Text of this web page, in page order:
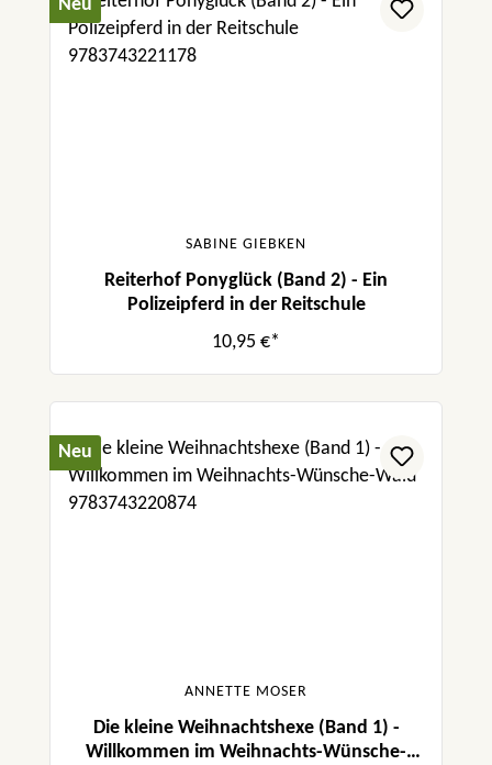
Neu
SABINE GIEBKEN
Reiterhof Ponyglück (Band 2) - Ein
Polizeipferd in der Reitschule
10,95 €*
Neu
ANNETTE MOSER
Die kleine Weihnachtshexe (Band 1) -
Willkommen im Weihnachts-Wünsche-